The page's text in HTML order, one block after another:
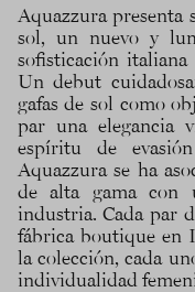
Aquazzura presenta
sol, un nuevo y
sofisticación
Un debut
gafas de sol como
par una elegancia
espíritu de
Aquazzura se ha
de alta gama con
industria. Cada par
fábrica boutique en
la colección, cada
individualidad